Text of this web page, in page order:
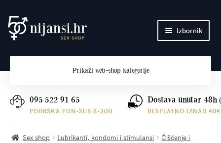
Preskoči
na
Skoči
do
Izbornik
Plaćanje i dostava
Prikaži web-shop kategorije
095 522 91 65
PODRŠKA PON-SUB 8-20H
Dostava unutar 48h
BESPLATNO IZNAD 40€
Sex shop Lubrikanti, kondomi i stimulansi
Čišćenje i